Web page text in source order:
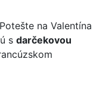
na Valentína
s darčekovou